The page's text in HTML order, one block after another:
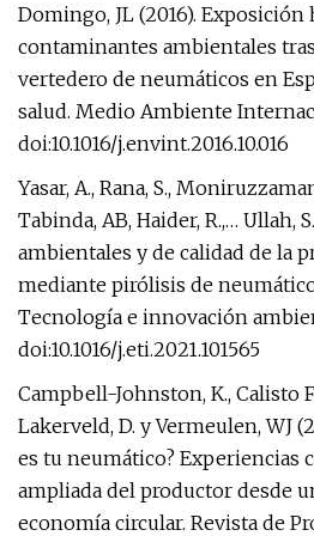
Domingo, JL (2016). Exposición
contaminantes ambientales
vertedero de neumáticos en
salud. Medio Ambiente
doi:10.1016/j.envint.2016.10.016
Yasar, A., Rana, S.,
Tabinda, AB, Haider, R.,… Ullah,
ambientales y de calidad de la
mediante pirólisis de
Tecnología e innovación
doi:10.1016/j.eti.2021.101565
Campbell-Johnston, K., Calisto
Lakerveld, D. y Vermeulen, WJ
es tu neumático? Experiencias
ampliada del productor desde
economía circular. Revista de